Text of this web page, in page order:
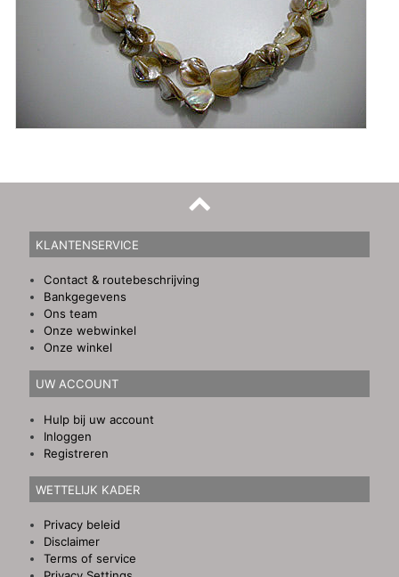
KLANTENSERVICE
Contact & routebeschrijving
Bankgegevens
Ons team
Onze webwinkel
Onze winkel
UW ACCOUNT
Hulp bij uw account
Inloggen
Registreren
WETTELIJK KADER
Privacy beleid
Disclaimer
Terms of service